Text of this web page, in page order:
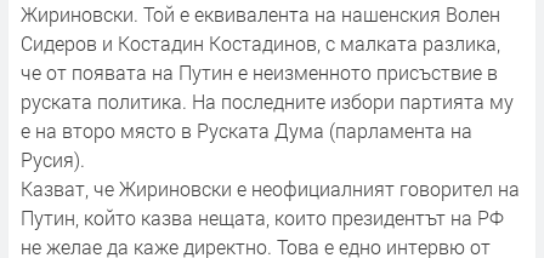
Жириновски. Той е еквивалента на нашенския Волен
Сидеров и Костадин Костадинов, с малката разлика,
че от появата на Путин е неизменното присъствие в
руската политика. На последните избори партията му
е на второ място в Руската Дума (парламента на
Русия).
Казват, че Жириновски е неофициалният говорител на
Путин, който казва нещата, които президентът на РФ
не желае да каже директно. Това е едно интервю от